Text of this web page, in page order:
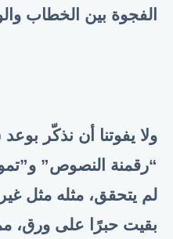
الفجوة بين الخطاب
ولا يفوتنا أن نذكّر
“رقمنة النصوص”
لم يتحقق، مثله مثل
بقيت حبرًا على ورق،